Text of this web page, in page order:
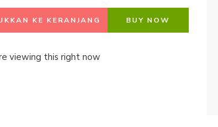
KE KERANJANG BUY NOW
viewing this right now